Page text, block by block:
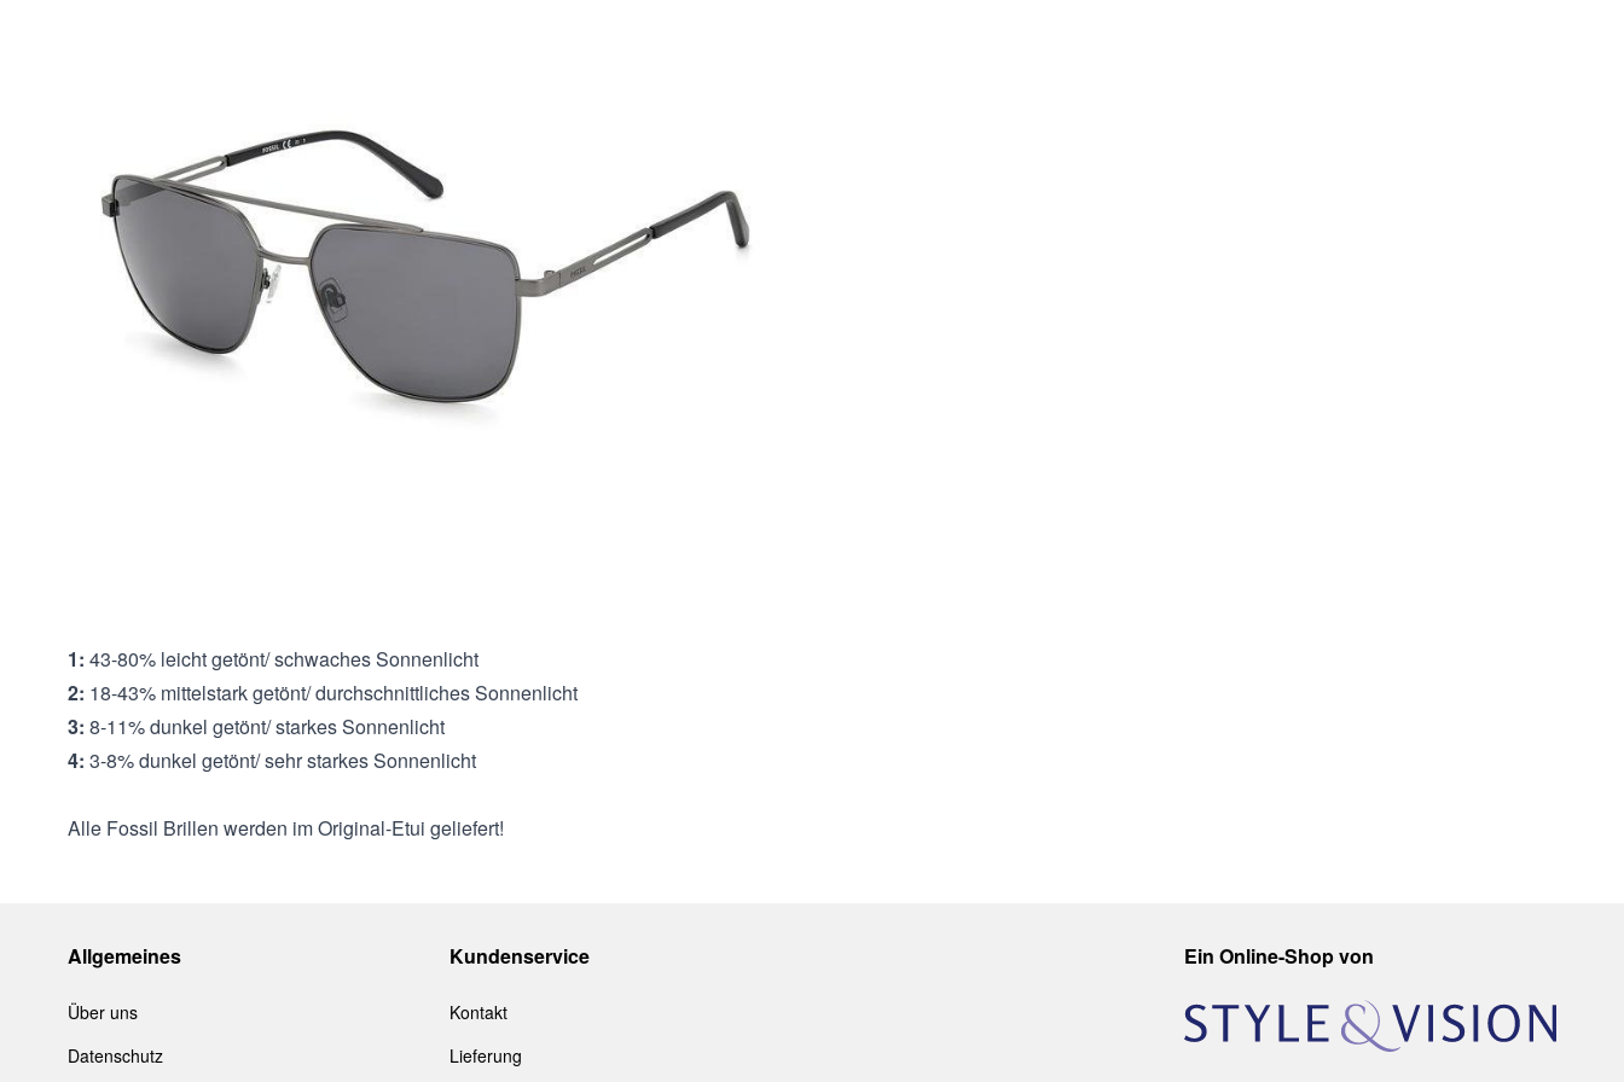
Unisex
Style/Farbe:R80IR Ruthenium
Filterkategorie:
Größe:
59/17 145 (Brillenbreite-Steg-Bügellänge) M
Gewicht:
Stylische Fossil Sonnenbrille im angesagtem Stil.
Die Sonnenbrille und/oder Schutzfilter, schützen die Augen vor schädlichen und
unangenehmen Auswirkungen des Sonnenlichts.
1: 43-80% leicht getönt/ schwaches Sonnenlicht
2: 18-43% mittelstark getönt/ durchschnittliches Sonnenlicht
3: 8-11% dunkel getönt/ starkes Sonnenlicht
4: 3-8% dunkel getönt/ sehr starkes Sonnenlicht
Alle Fossil Brillen werden im Original-Etui geliefert!
Allgemeines
Über uns
Datenschutz
Kundenservice
Kontakt
Lieferung
Ein Online-Shop von